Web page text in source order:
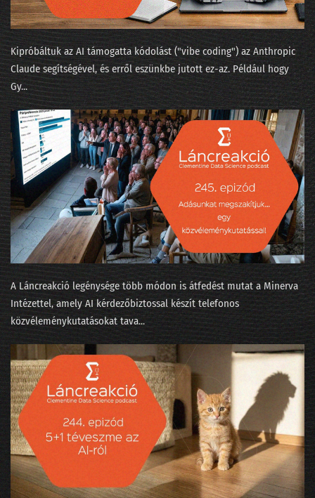
053 - Tikk Domonkos: a Gravity-sztori
052 - Boldog születésnap
051 - A híres hibahatár, ami sokkal nagyobb
050 - Így számoljuk meg az elveszett lovagi történeteket
049 - Nevek nyomában
048 - Texas hold'em
047 - Dr. Watsonnak új gazdája lesz
046 - Több-e reklámnál a metaverzum?
045 - Mi köze a szitakötő agyának az automatizált programozáshoz?
043 - Hány adatprojekt szakítja át a célszalagot?
042 - Téli időszámítás az MI-naptárban
041 - Mit láttunk a kristálygömbben?
040 - Évvége, bambulás, világbéke
039 - Az adatbányászok moziba mennek
038 - Hydroinfo és cica-mining
037 - Nők az adatbányában
Kipróbáltuk az AI támogatta kódolást ("⁠vibe coding⁠") az Anthropic
Claude segítségével, és erről eszünkbe jutott ez-az. Például hogy
Gy...
A Láncreakció legénysége több módon is átfedést mutat a Minerva
Intézettel, amely AI kérdezőbiztossal készít telefonos
közvéleménykutatásokat tava...